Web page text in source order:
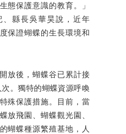
態保護意識的教育。」
、縣長吳華昊說，近年
保證蝴蝶的生長環境和
放後，蝴蝶谷已累計接
次。獨特的蝴蝶資源呼喚
殊保護措施。目前，當
放飛園、蝴蝶觀光園、
蝴蝶種源繁殖基地，人